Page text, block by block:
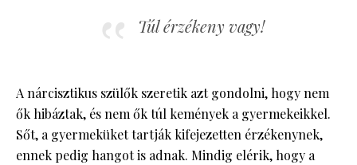
Túl érzékeny vagy!
A nárcisztikus szülők szeretik azt gondolni, hogy nem
ők hibáztak, és nem ők túl kemények a gyermekeikkel.
Sőt, a gyermeküket tartják kifejezetten érzékenynek,
ennek pedig hangot is adnak. Mindig elérik, hogy a